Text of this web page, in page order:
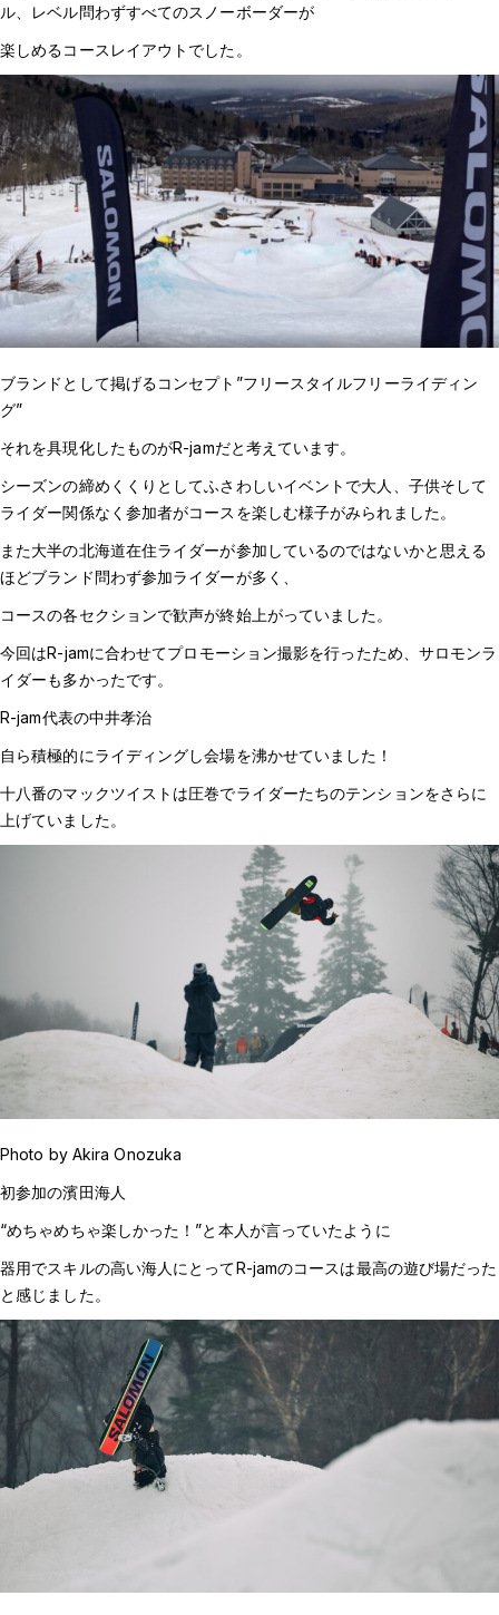
ル、レベル問わずすべてのスノーボーダーが
楽しめるコースレイアウトでした。
ブランドとして掲げるコンセプト”フリースタイルフリーライディン
グ”
それを具現化したものがR-jamだと考えています。
シーズンの締めくくりとしてふさわしいイベントで大人、子供そして
ライダー関係なく参加者がコースを楽しむ様子がみられました。
また大半の北海道在住ライダーが参加しているのではないかと思える
ほどブランド問わず参加ライダーが多く、
コースの各セクションで歓声が終始上がっていました。
今回はR-jamに合わせてプロモーション撮影を行ったため、サロモンラ
イダーも多かったです。
R-jam代表の中井孝治
自ら積極的にライディングし会場を沸かせていました！
十八番のマックツイストは圧巻でライダーたちのテンションをさらに
上げていました。
Photo by Akira Onozuka
初参加の濱田海人
“めちゃめちゃ楽しかった！”と本人が言っていたように
器用でスキルの高い海人にとってR-jamのコースは最高の遊び場だった
と感じました。